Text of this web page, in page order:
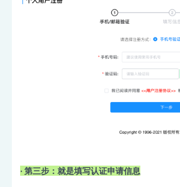
· 第三步： 就是填写认证申请信息